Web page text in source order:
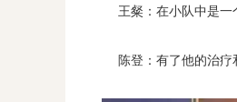
王粲：在小队中是一个
陈登：有了他的治疗和